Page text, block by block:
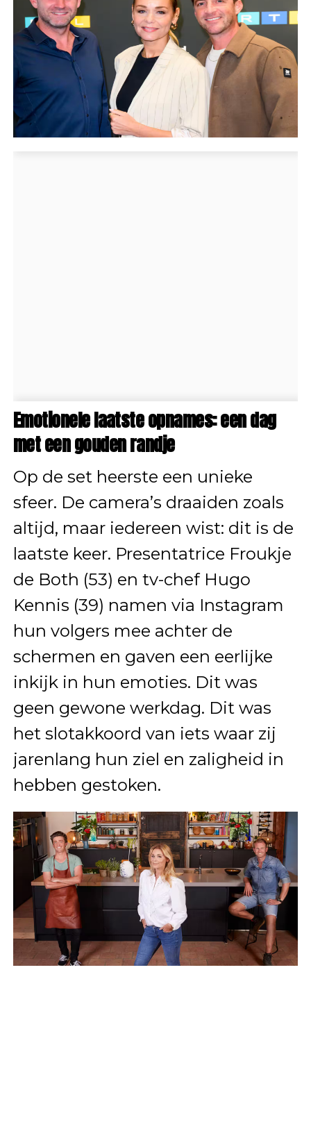
Emotionele laatste opnames: een dag
met een gouden randje
Op de set heerste een unieke
sfeer. De camera’s draaiden zoals
altijd, maar iedereen wist: dit is de
laatste keer. Presentatrice Froukje
de Both (53) en tv-chef Hugo
Kennis (39) namen via Instagram
hun volgers mee achter de
schermen en gaven een eerlijke
inkijk in hun emoties. Dit was
geen gewone werkdag. Dit was
het slotakkoord van iets waar zij
jarenlang hun ziel en zaligheid in
hebben gestoken.